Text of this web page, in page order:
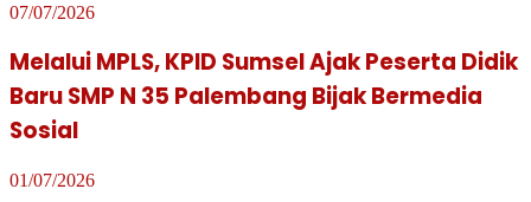
07/07/2026
Melalui MPLS, KPID Sumsel Ajak Peserta Didik
Baru SMP N 35 Palembang Bijak Bermedia
Sosial
01/07/2026